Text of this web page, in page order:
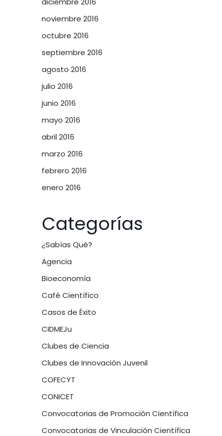
noviembre 2016
octubre 2016
septiembre 2016
agosto 2016
julio 2016
junio 2016
mayo 2016
abril 2016
marzo 2016
febrero 2016
enero 2016
Categorías
¿Sabías Qué?
Agencia
Bioeconomía
Café Científico
Casos de Éxito
CIDMEJu
Clubes de Ciencia
Clubes de Innovación Juvenil
COFECYT
CONICET
Convocatorias de Promoción Científica
Convocatorias de Vinculación Científica